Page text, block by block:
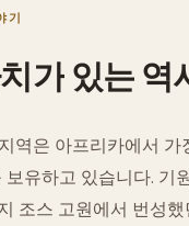
기
가 있는역
역은 아프리카에서 가
유하고 있습니다. 기
조스 고원에서 번성했